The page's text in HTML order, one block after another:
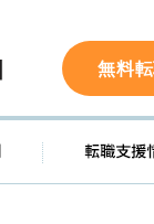
0120-941-651 無料
転職成功事例